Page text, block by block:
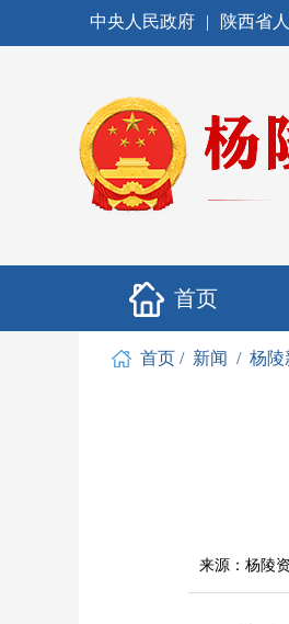
中央人民政府 | 陕西省
首页
首页 / 新闻 / 杨陵
来源：杨陵